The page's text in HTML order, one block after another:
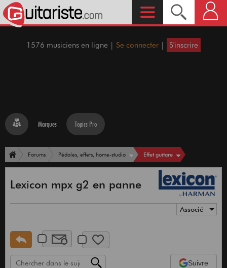
1576 musiciens en ligne | Se connecter | S'inscrire
Marques Topics Pro
Forums Pédales, effets, home-studio Effet guitare
Lexicon mpx g2 en panne
Associé
Suivre